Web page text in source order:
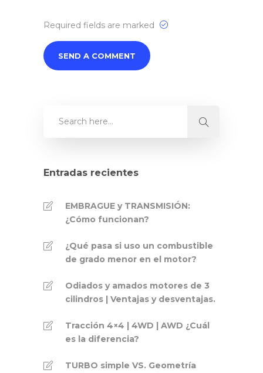
Required fields are marked
Entradas recientes
EMBRAGUE y TRANSMISIÓN:
¿Cómo funcionan?
¿Qué pasa si uso un combustible
de grado menor en el motor?
Odiados y amados motores de 3
cilindros | Ventajas y desventajas.
Tracción 4×4 | 4WD | AWD ¿Cuál
es la diferencia?
TURBO simple VS. Geometría